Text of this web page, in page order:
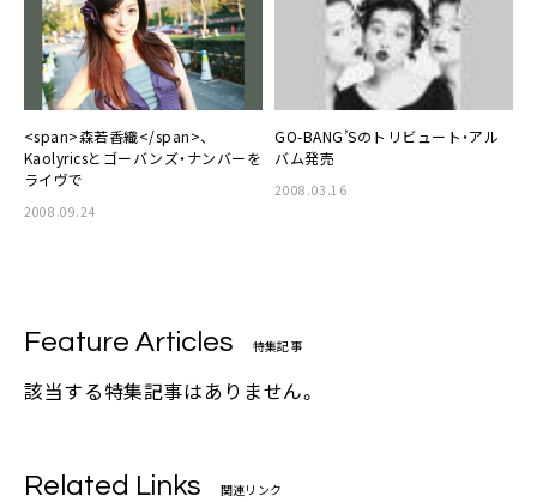
<span>森若香織</span>、
Kaolyricsとゴーバンズ・ナンバーを
ライヴで
2008.09.24
GO-BANG’Sのトリビュート・アル
バム発売
2008.03.16
Feature Articles 特集記事
該当する特集記事はありません。
Related Links 関連リンク